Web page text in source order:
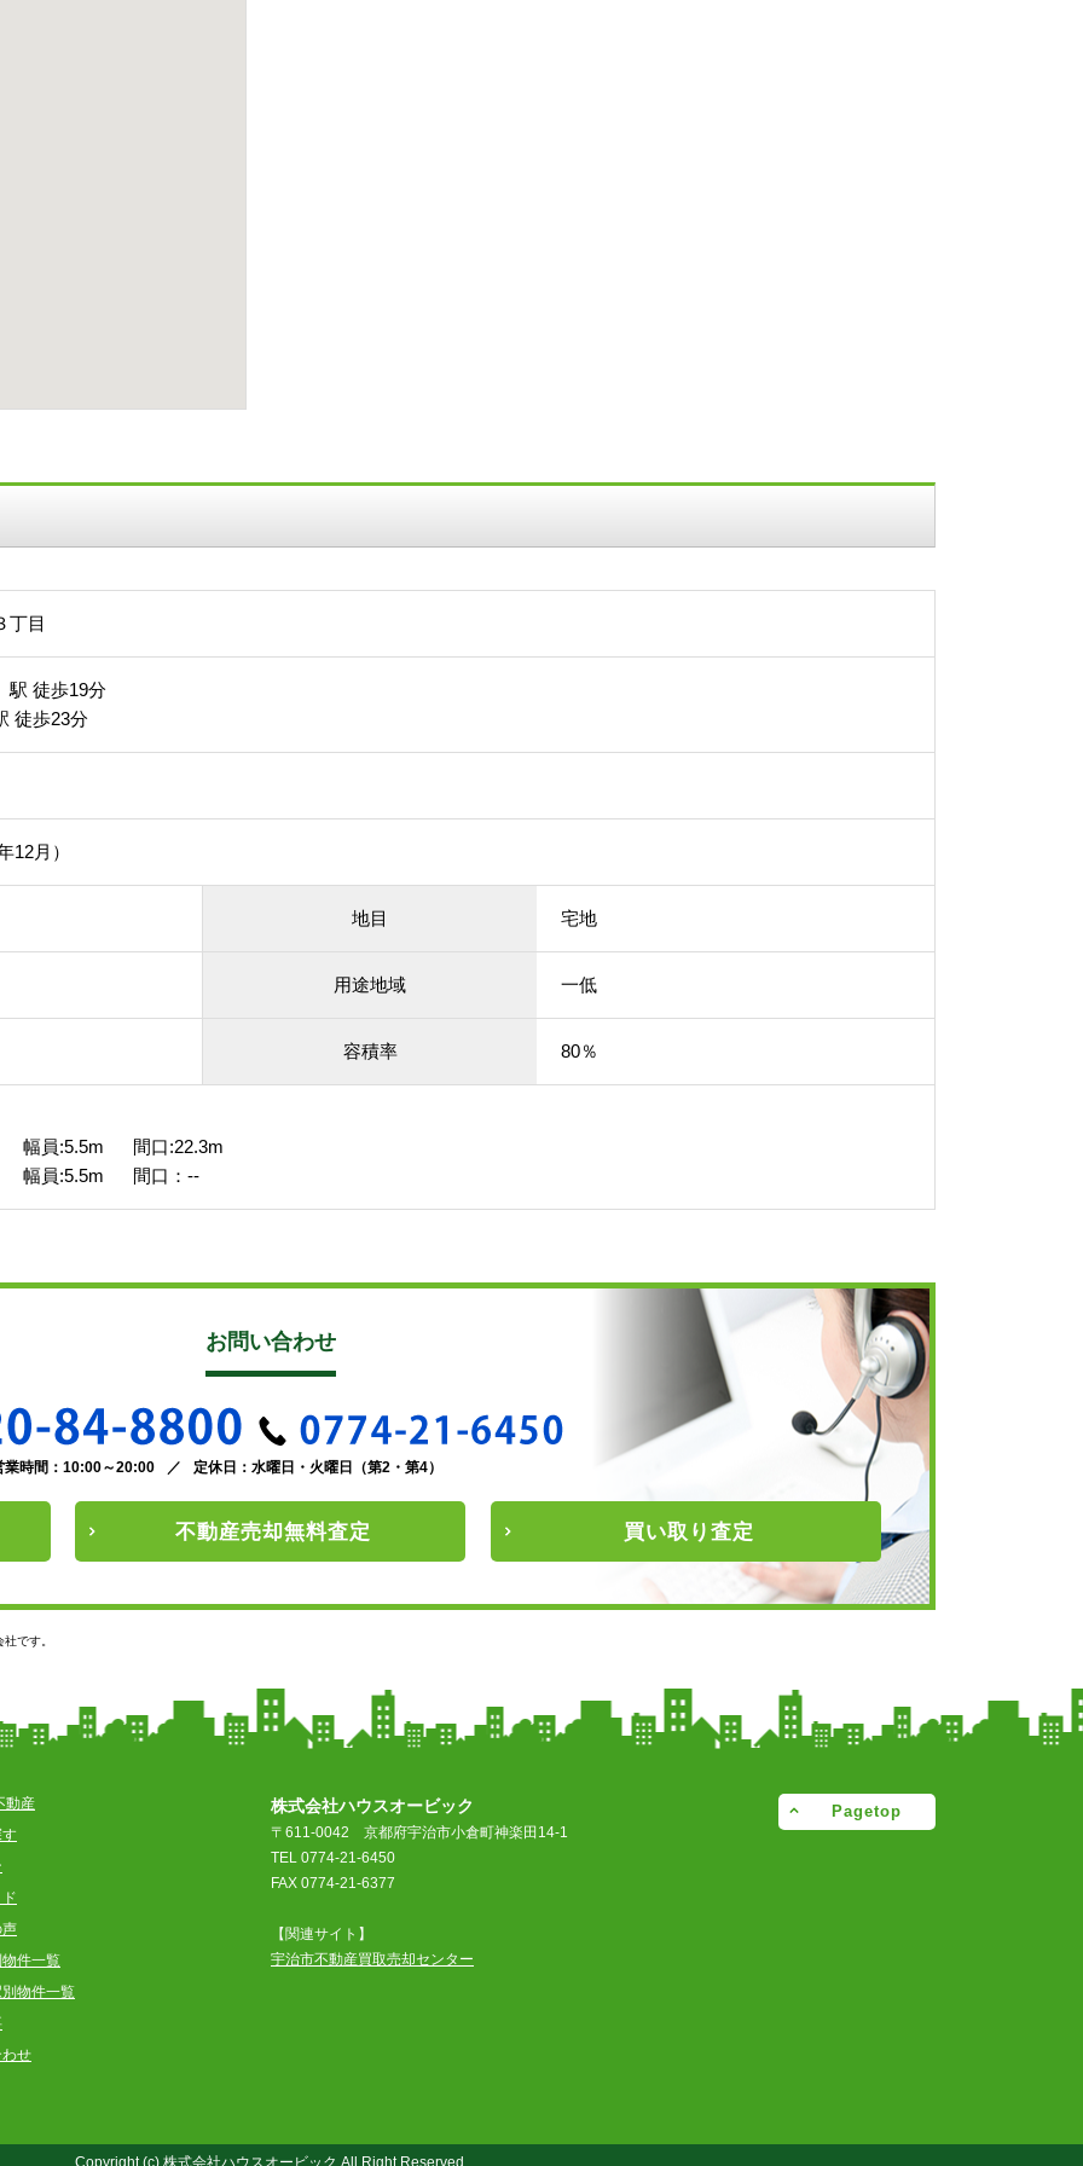
丁目
駅 徒歩19分
徒歩23分
12月）
地目 宅地
用途地域 一低
容積率 80％
員:5.5m 間口:22.3m
幅員:5.5m 間口：--
お問い合わせ
業時間：10:00～20:00 ／ 定休日：水曜日・火曜日（第2・第4）
不動産売却無料査定 買い取り 査定
です。
Pagetop
動産
件一覧
物件一覧
せ
株式会社ハウスオービック
〒611-0042 京都府宇治市小倉町神楽田14-1
TEL 0774-21-6450
FAX 0774-21-6377
【関連サイト】
宇治市不動産買取売却センター
Copyright (c) 株式会社ハウスオービック All Right Reserved.